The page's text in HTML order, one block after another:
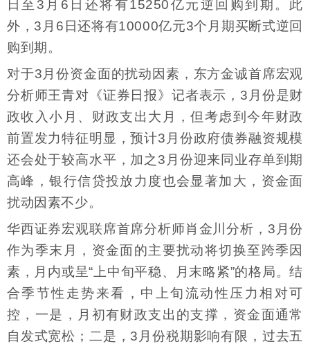
日至3月6日还将有15250亿元逆回购到期。此
外，3月6日还将有10000亿元3个月期买断式逆回
购到期。
对于3月份资金面的扰动因素，东方金诚首席宏观
分析师王青对《证券日报》记者表示，3月份是财
政收入小月、财政支出大月，但考虑到今年财政
前置发力特征明显，预计3月份政府债券融资规模
还会处于较高水平，加之3月份迎来同业存单到期
高峰，银行信贷投放力度也会显著加大，资金面
扰动因素不少。
华西证券宏观联席首席分析师肖金川分析，3月份
作为季末月，资金面的主要扰动将切换至跨季因
素，月内或呈“上中旬平稳、月末略紧”的格局。结
合季节性走势来看，中上旬流动性压力相对可
控，一是，月初有财政支出的支撑，资金面通常
自发式宽松；二是，3月份税期影响有限，过去五